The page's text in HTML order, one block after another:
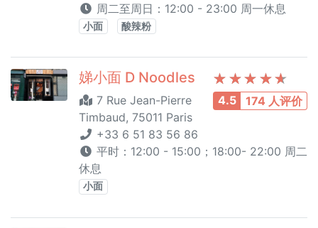
周二至周日：12:00 - 23:00 周一休息
小面 酸辣粉
4.5 174 人评价
娣小面 D Noodles
7 Rue Jean-Pierre
Timbaud, 75011 Paris
+33 6 51 83 56 86
平时：12:00 - 15:00；18:00- 22:00 周二
休息
小面